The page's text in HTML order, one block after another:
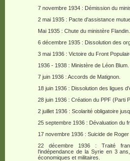
7 novembre 1934 : Démission du
2 mai 1935 : Pacte d'assistance
Mai 1935 : Chute du ministère Flandin.
6 décembre 1935 : Dissolution des
3 mai 1936 : Victoire du Front
1936 - 1938 : Ministère de Léon Blum.
7 juin 1936 : Accords de Matignon.
18 juin 1936 : Dissolution des ligues
28 juin 1936 : Création du PPF (Parti
2 juillet 1936 : Scolarité obligatoire
25 septembre 1936 : Dévaluation du
17 novembre 1936 : Suicide de
22 décembre 1936 : Traité
l'indépendance de la Syrie en 3
économiques et militaires.